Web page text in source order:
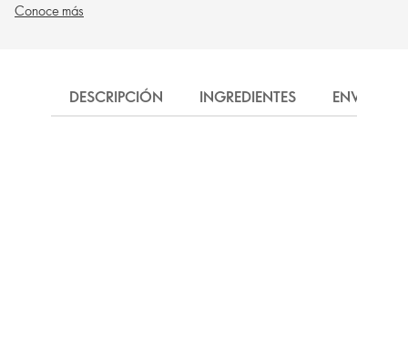
Conoce más
DESCRIPCIÓN INGREDIENTES ENVÍO